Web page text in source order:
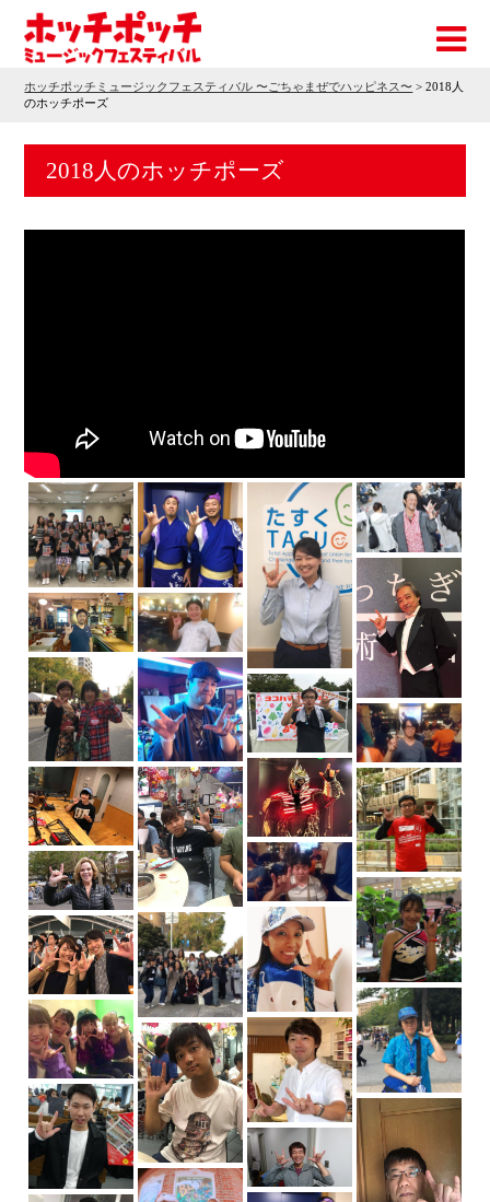
ホッチポッチミュージックフェスティバル 〜ごちゃまぜでハッピネス〜 >2018人
のホッチポーズ
2018人のホッチポーズ